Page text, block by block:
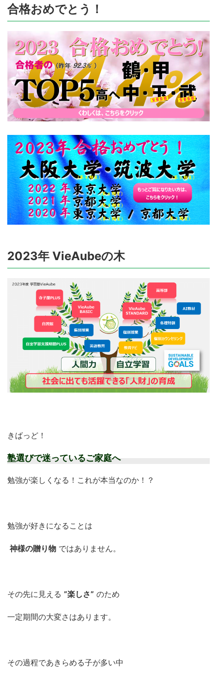
合格おめでとう！
2023年 VieAubeの木
きばっど！
塾選びで迷っているご家庭へ
勉強が楽しくなる！これが本当なのか！？
勉強が好きになることは
神様の贈り物 ではありません。
その先に見える ”楽しさ” のため
一定期間の大変さはあります。
その過程であきらめる子が多い中